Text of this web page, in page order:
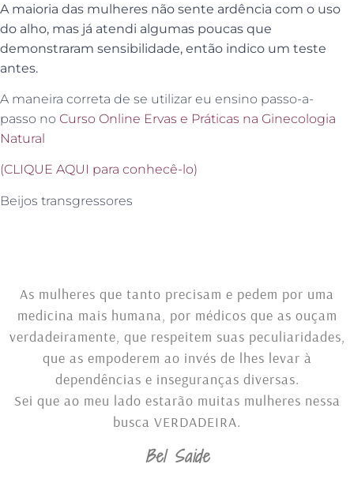
A maioria das mulheres não sente ardência com o uso
do alho, mas já atendi algumas poucas que
demonstraram sensibilidade, então indico um teste
antes.
A maneira correta de se utilizar eu ensino passo-a-
passo no Curso Online Ervas e Práticas na Ginecologia
Natural
(CLIQUE AQUI para conhecê-lo)
Beijos transgressores
As mulheres que tanto precisam e pedem por uma
medicina mais humana, por médicos que as ouçam
verdadeiramente, que respeitem suas peculiaridades,
que as empoderem ao invés de lhes levar à
dependências e inseguranças diversas.
Sei que ao meu lado estarão muitas mulheres nessa
busca VERDADEIRA.
Bel Saide